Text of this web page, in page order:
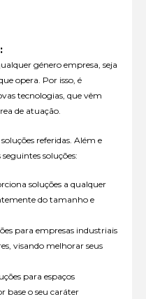
género empresa, seja
opera. Por isso, é
tecnologias, que vêm
de atuação.
referidas. Além e
soluções:
soluções a qualquer
do tamanho e
para empresas industriais
visando melhorar seus
para espaços
base o seu caráter